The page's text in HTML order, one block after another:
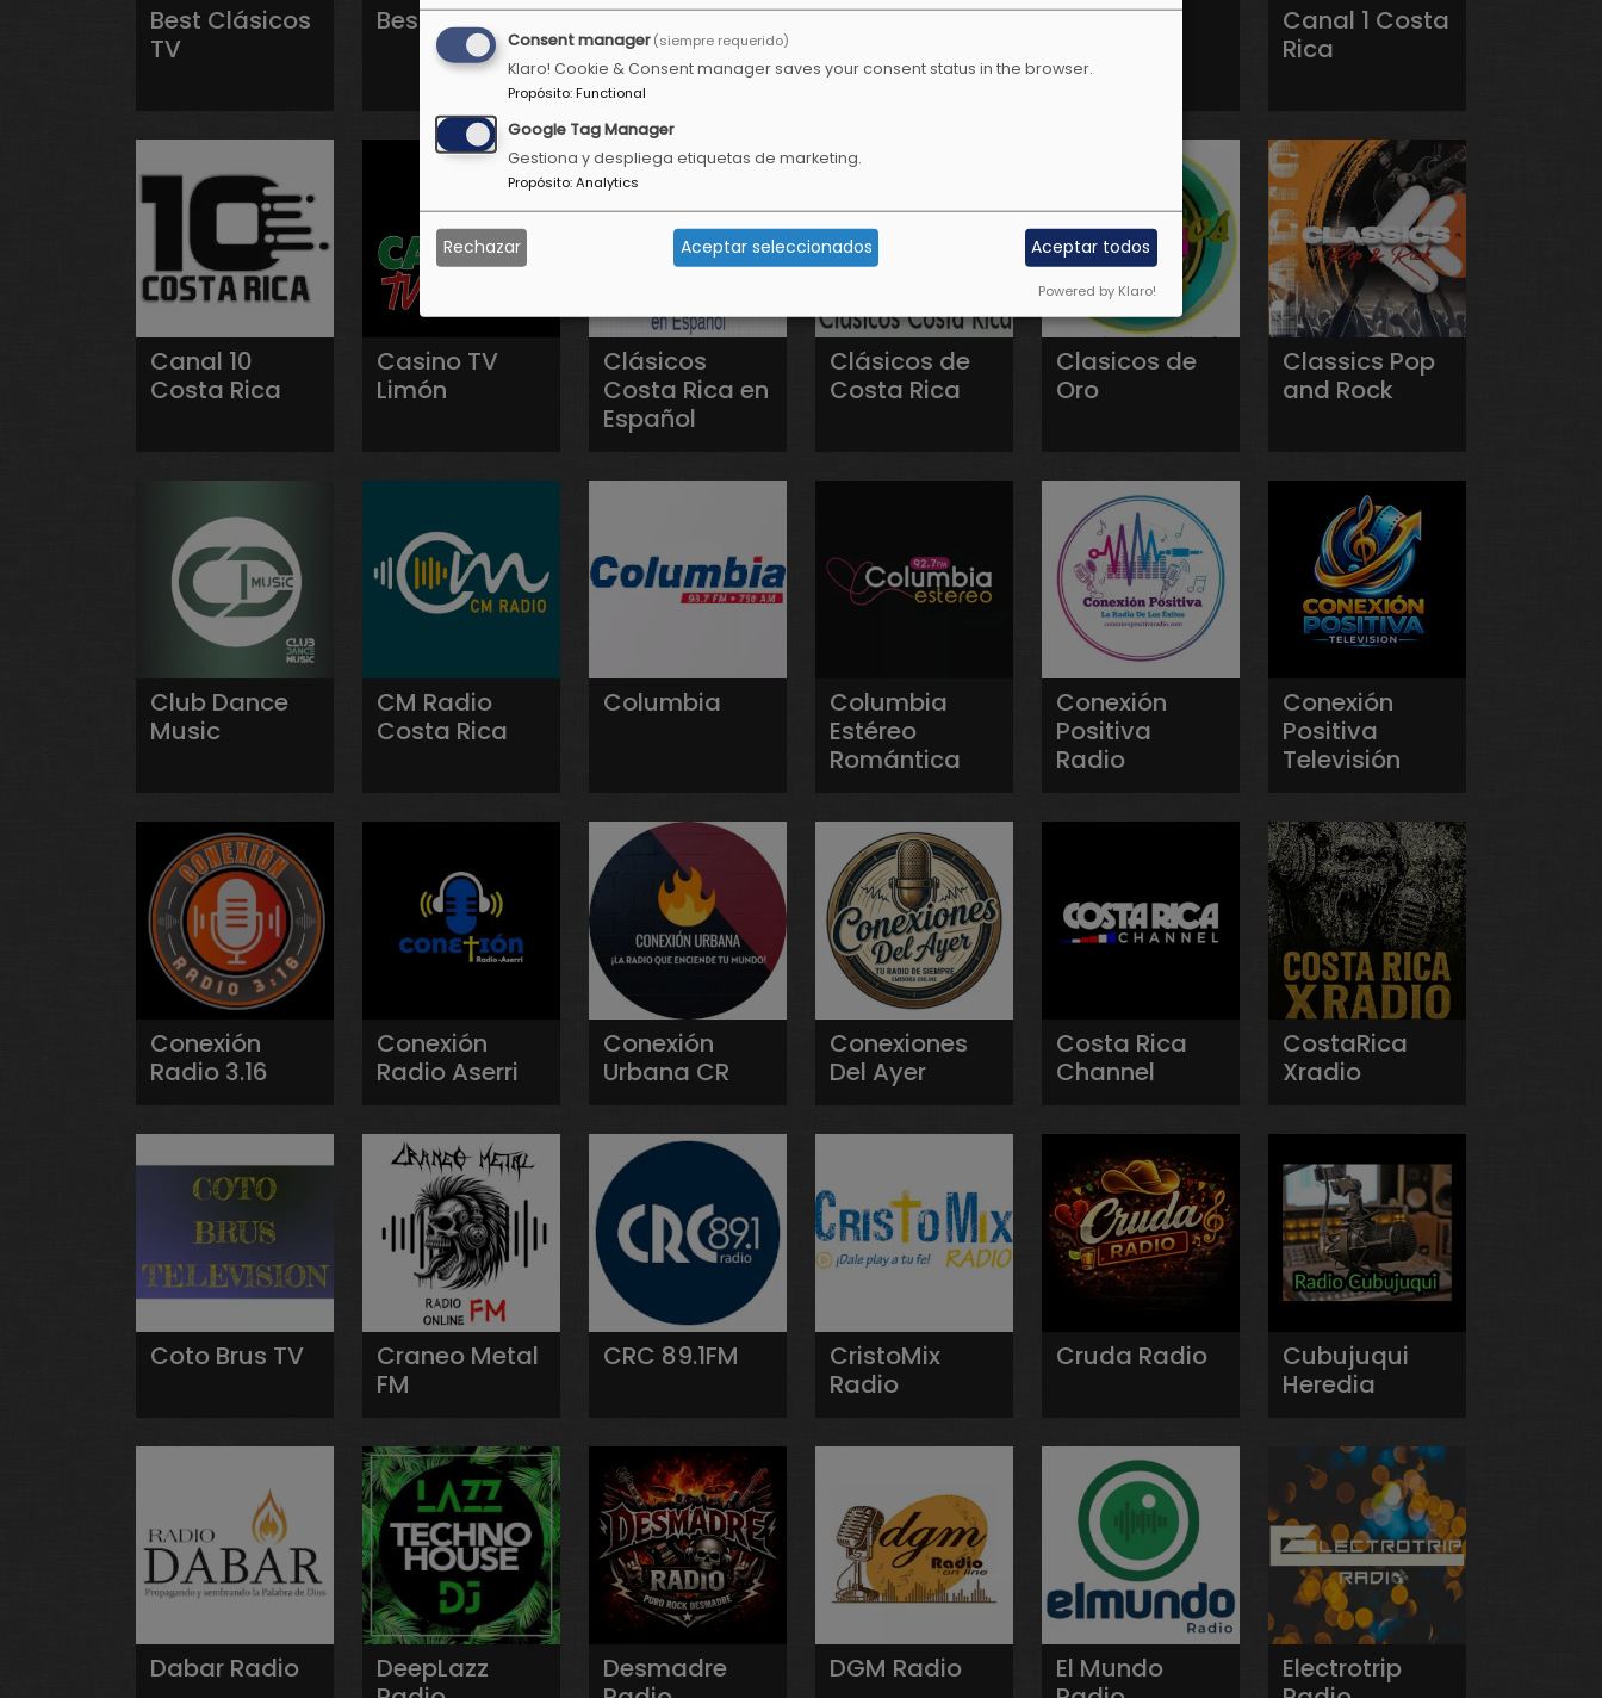
Best Clásicos
TV
Best FM
BestMusic
Clásicos
Radio
Black Metal
Café On
Canal 1 Costa
Rica
Canal 10
Costa Rica
Casino TV
Limón
Clásicos
Costa Rica en
Español
Clásicos de
Costa Rica
Clasicos de
Oro
Classics Pop
and Rock
Club Dance
Music
CM Radio
Costa Rica
Columbia
Columbia
Estéreo
Romántica
Conexión
Positiva
Radio
Conexión
Positiva
Televisión
Conexión
Radio 3.16
Conexión
Radio Aserri
Conexión
Urbana CR
Conexiones
Del Ayer
Costa Rica
Channel
CostaRica
Xradio
Coto Brus TV
Craneo Metal
FM
CRC 89.1FM
CristoMix
Radio
Cruda Radio
Cubujuqui
Heredia
Dabar Radio
DeepLazz
Desmadre
DGM Radio
El Mundo
Electrotrip
Consent manager(siempre requerido)
Klaro! Cookie & Consent manager saves your consent status in the browser.
Propósito:Functional
Google Tag Manager
Gestiona y despliega etiquetas de marketing.
Propósito:Analytics
Rechazar Aceptar seleccionados Aceptar todos
Powered by Klaro!